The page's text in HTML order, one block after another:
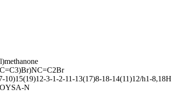
3-1-2-11-13(17)8-18-14(11)12/h1-8,18H
N